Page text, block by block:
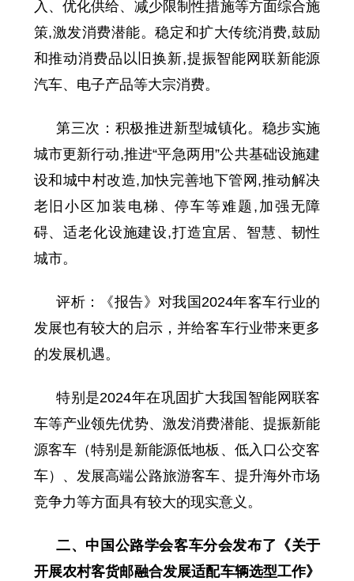
入、优化供给、减少限制性措施等方面综合施
策,激发消费潜能。稳定和扩大传统消费,鼓励
和推动消费品以旧换新,提振智能网联新能源
汽车、电子产品等大宗消费。
第三次：积极推进新型城镇化。稳步实施
城市更新行动,推进“平急两用”公共基础设施建
设和城中村改造,加快完善地下管网,推动解决
老旧小区加装电梯、停车等难题,加强无障
碍、适老化设施建设,打造宜居、智慧、韧性
城市。
评析：《报告》对我国2024年客车行业的
发展也有较大的启示，并给客车行业带来更多
的发展机遇。
特别是2024年在巩固扩大我国智能网联客
车等产业领先优势、激发消费潜能、提振新能
源客车（特别是新能源低地板、低入口公交客
车）、发展高端公路旅游客车、提升海外市场
竞争力等方面具有较大的现实意义。
二、中国公路学会客车分会发布了《关于
开展农村客货邮融合发展适配车辆选型工作》